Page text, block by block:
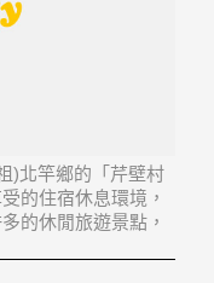
)北竿鄉的「芹壁村
的住宿休息環境，
的休閒旅遊景點，